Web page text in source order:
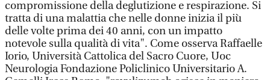
compromissione della deglutizione e respirazione. Si
tratta di una malattia che nelle donne inizia il più
delle volte prima dei 40 anni, con un impatto
notevole sulla qualità di vita". Come osserva Raffaelle
Iorio, Università Cattolica del Sacro Cuore, Uoc
Neurologia Fondazione Policlinico Universitario A.